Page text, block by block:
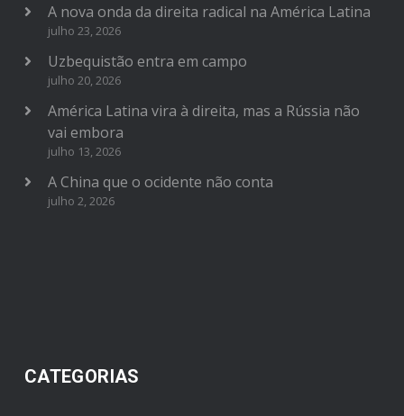
A nova onda da direita radical na América Latina
julho 23, 2026
Uzbequistão entra em campo
julho 20, 2026
América Latina vira à direita, mas a Rússia não
vai embora
julho 13, 2026
A China que o ocidente não conta
julho 2, 2026
CATEGORIAS